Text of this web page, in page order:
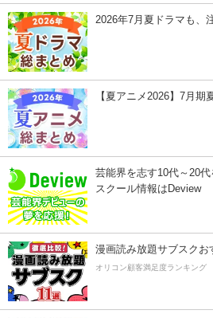
2026年7月夏ドラマも、
【夏アニメ2026】7月期
芸能界を志す10代～20
スクール情報はDeview
漫画読み放題サブスクお
オリコン顧客満足度ランキング